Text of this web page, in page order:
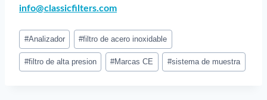
info@classicfilters.com
Etiquetas
del
puesto:
#Analizador #filtro de acero inoxidable
#filtro de alta presion #Marcas CE #sistema de muestra